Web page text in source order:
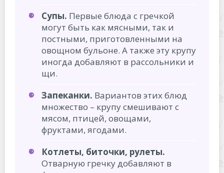
Супы. Первые блюда с гречкой
могут быть как мясными, так и
постными, приготовленными на
овощном бульоне. А также эту крупу
иногда добавляют в рассольники и
щи.
Запеканки. Вариантов этих блюд
множество – крупу смешивают с
мясом, птицей, овощами,
фруктами, ягодами.
Котлеты, биточки, рулеты.
Отварную гречку добавляют в